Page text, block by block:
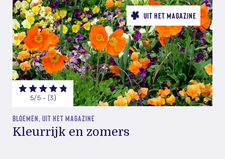
UIT HET MAGAZINE
5/5 - (3)
BLOEMEN, UIT HET MAGAZINE
Kleurrijk en zomers